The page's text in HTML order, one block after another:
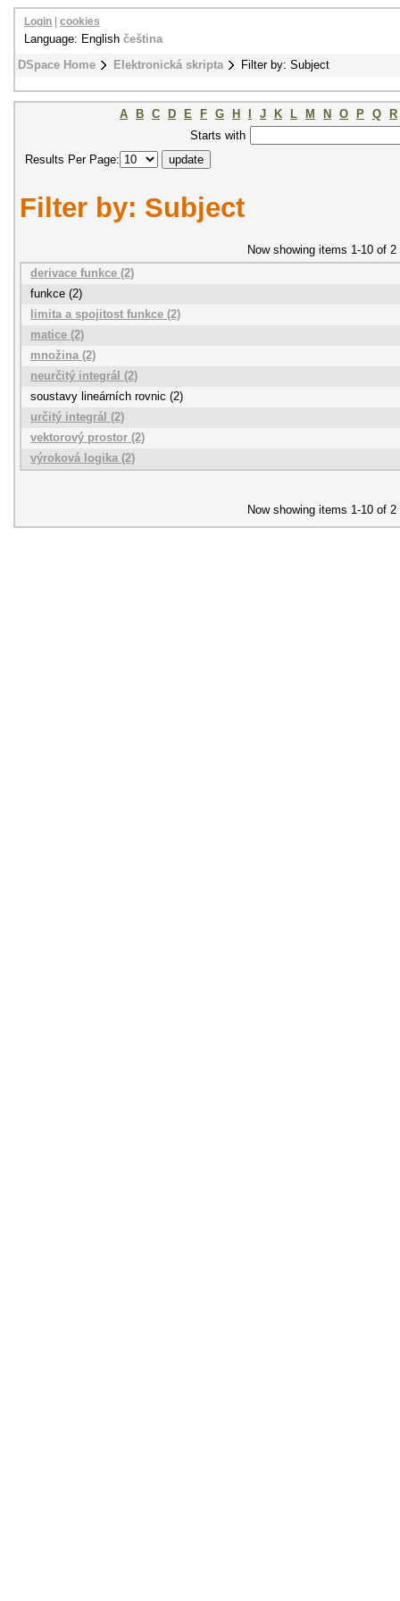
DSpace Home Elektronická skripta Filter by: Subject
Login cookies
Language: English čeština
A B C D E F G H J K L M N O P Q
R
Starts with
Results Per Page:
Filter by: Subject
Now showing items 1-10 of 2
derivace funkce (2)
funkce (2)
limita a spojitost funkce (2)
matice (2)
množina (2)
neurčitý integrál (2)
soustavy lineárních rovnic (2)
určitý integrál (2)
vektorový prostor (2)
výroková logika (2)
Now showing items 1-10 of 2